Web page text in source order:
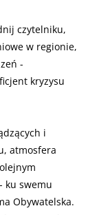
czytelniku,
w regionie,
-
kryzysu
i
atmosfera
ku swemu
Obywatelska.